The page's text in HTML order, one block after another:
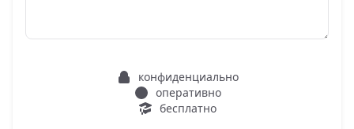
конфиденциально
оперативно
бесплатно